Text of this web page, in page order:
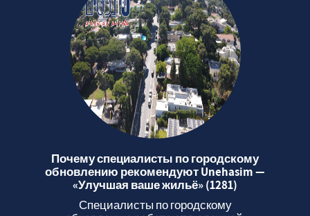
Почему специалисты по городскому
обновлению рекомендуют Unehasim —
«Улучшая ваше жильё» (1281)
Специалисты по городскому